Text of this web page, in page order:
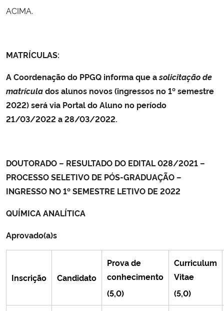
ACIMA.
MATRÍCULAS:
A Coordenação do PPGQ informa que asolicitação de
matrículados alunos novos (ingressos no 1º semestre
2022) será via Portal do Aluno no período
21/03/2022 a 28/03/2022.
DOUTORADO – RESULTADO DO EDITAL 028/2021 –
PROCESSO SELETIVO DE PÓS-GRADUAÇÃO –
INGRESSO NO 1º SEMESTRE LETIVO DE 2022
QUÍMICA ANALÍTICA
Aprovado(a)s
Inscrição Candidato
Prova de
conhecimento
(5,0)
Curriculum
Vitae
(5,0)